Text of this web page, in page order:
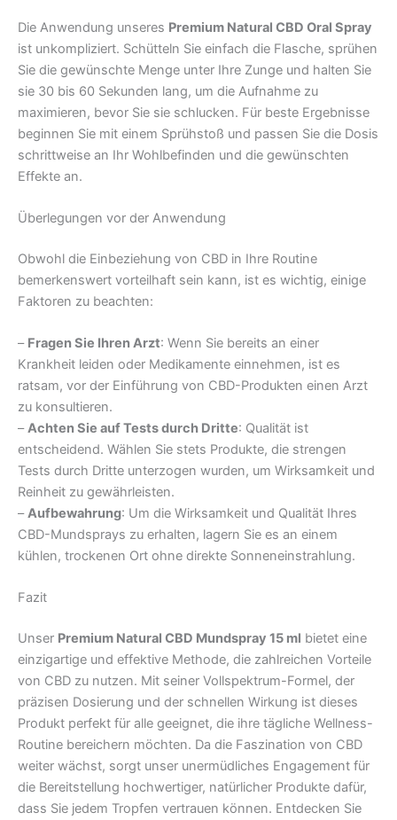
Die Anwendung unseres Premium Natural CBD Oral Spray
ist unkompliziert. Schütteln Sie einfach die Flasche, sprühen
Sie die gewünschte Menge unter Ihre Zunge und halten Sie
sie 30 bis 60 Sekunden lang, um die Aufnahme zu
maximieren, bevor Sie sie schlucken. Für beste Ergebnisse
beginnen Sie mit einem Sprühstoß und passen Sie die Dosis
schrittweise an Ihr Wohlbefinden und die gewünschten
Effekte an.
Überlegungen vor der Anwendung
Obwohl die Einbeziehung von CBD in Ihre Routine
bemerkenswert vorteilhaft sein kann, ist es wichtig, einige
Faktoren zu beachten:
– Fragen Sie Ihren Arzt: Wenn Sie bereits an einer
Krankheit leiden oder Medikamente einnehmen, ist es
ratsam, vor der Einführung von CBD-Produkten einen Arzt
zu konsultieren.
–Achten Sie auf Tests durch Dritte: Qualität ist
entscheidend. Wählen Sie stets Produkte, die strengen
Tests durch Dritte unterzogen wurden, um Wirksamkeit und
Reinheit zu gewährleisten.
–Aufbewahrung: Um die Wirksamkeit und Qualität Ihres
CBD-Mundsprays zu erhalten, lagern Sie es an einem
kühlen, trockenen Ort ohne direkte Sonneneinstrahlung.
Fazit
Unser Premium Natural CBD Mundspray 15 ml bietet eine
einzigartige und effektive Methode, die zahlreichen Vorteile
von CBD zu nutzen. Mit seiner Vollspektrum-Formel, der
präzisen Dosierung und der schnellen Wirkung ist dieses
Produkt perfekt für alle geeignet, die ihre tägliche Wellness-
Routine bereichern möchten. Da die Faszination von CBD
weiter wächst, sorgt unser unermüdliches Engagement für
die Bereitstellung hochwertiger, natürlicher Produkte dafür,
dass Sie jedem Tropfen vertrauen können. Entdecken Sie